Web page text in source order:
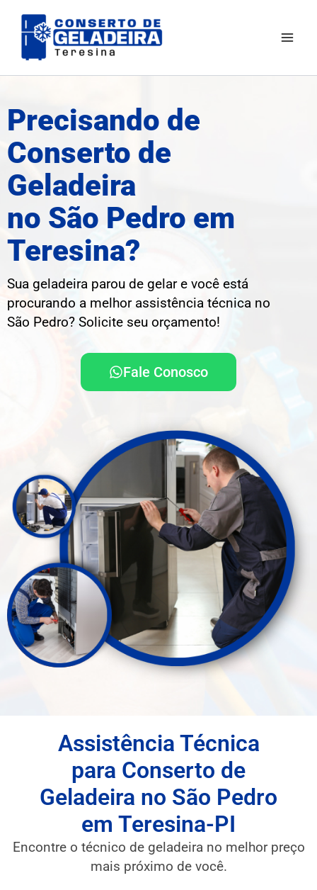
para
Precisando de
Conserto de
Geladeira
no São Pedro em
Teresina?
Sua geladeira parou de gelar e você está
procurando a melhor assistência técnica no
São Pedro? Solicite seu orçamento!
Fale Conosco
Assistência Técnica
para Conserto de
Geladeira no São Pedro
em Teresina-PI
Encontre o técnico de geladeira no melhor preço
mais próximo de você.